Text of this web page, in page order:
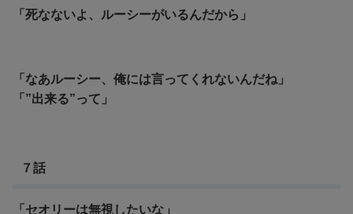
「死なないよ、ルーシーがいるんだから」
「なあルーシー、俺には言ってくれないんだね」
「”出来る”って」
７話
「セオリーは無視したいな」